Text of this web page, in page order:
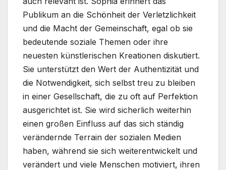
Publikum an die Schönheit der Verletzlichkeit
und die Macht der Gemeinschaft, egal ob sie
bedeutende soziale Themen oder ihre
neuesten künstlerischen Kreationen diskutiert.
Sie unterstützt den Wert der Authentizität und
die Notwendigkeit, sich selbst treu zu bleiben
in einer Gesellschaft, die zu oft auf Perfektion
ausgerichtet ist. Sie wird sicherlich weiterhin
einen großen Einfluss auf das sich ständig
verändernde Terrain der sozialen Medien
haben, während sie sich weiterentwickelt und
verändert und viele Menschen motiviert, ihren